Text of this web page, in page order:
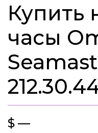
Купить
часы
$ —